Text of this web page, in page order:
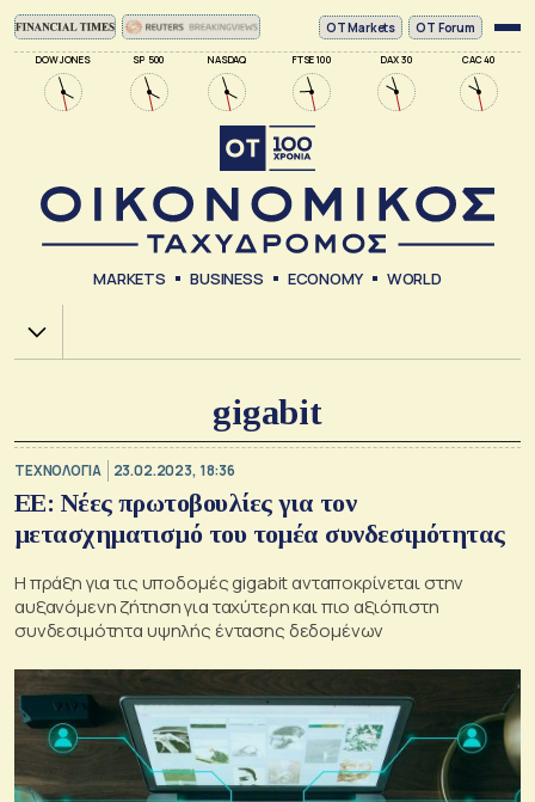
DOW JONES SP 500 NASDAQ FTSE 100 DAX 30 CAC 40
ΟΤ Markets OT Forum
MARKETS BUSINESS ECONOMY WORLD
Χ.Α.
gigabit
ΤΕΧΝΟΛΟΓΙΑ 23.02.2023, 18:36
ΕΕ: Νέες πρωτοβουλίες για τον
μετασχηματισμό του τομέα συνδεσιμότητας
Η πράξη για τις υποδομές gigabit ανταποκρίνεται στην
αυξανόμενη ζήτηση για ταχύτερη και πιο αξιόπιστη
συνδεσιμότητα υψηλής έντασης δεδομένων